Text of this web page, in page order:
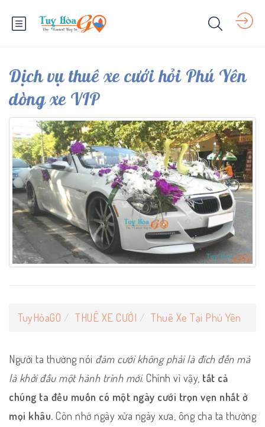
Dịch vụ thuê xe cưới hỏi Phú Yên
dòng xe VIP
TuyHòaGO THUÊ XE CƯỚI Thuê Xe Tại Phú Yên
Người ta thường nói đám cưới không phải là đích đến mà
là khởi đầu một hành trình mới. Chính vì vậy, tất cả
chúng ta đều muốn có một ngày cưới trọn vẹn nhất ở
mọi khâu. Còn nhớ ngày xửa ngày xưa, ông cha ta thường